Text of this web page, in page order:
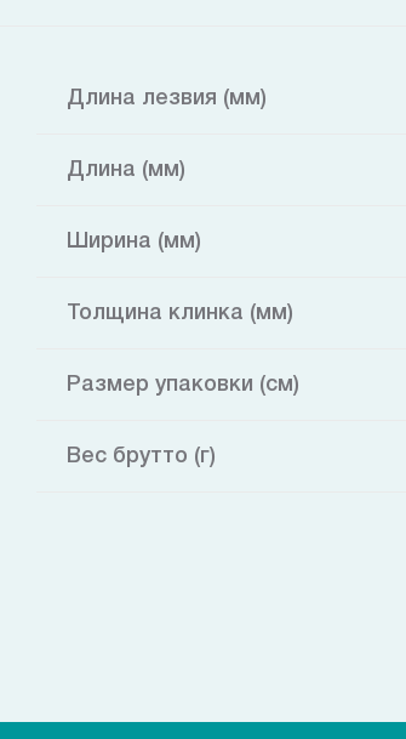
Длина лезвия (мм)
Длина (мм)
Ширина (мм)
Толщина клинка (мм)
Размер упаковки (см)
Вес брутто (г)